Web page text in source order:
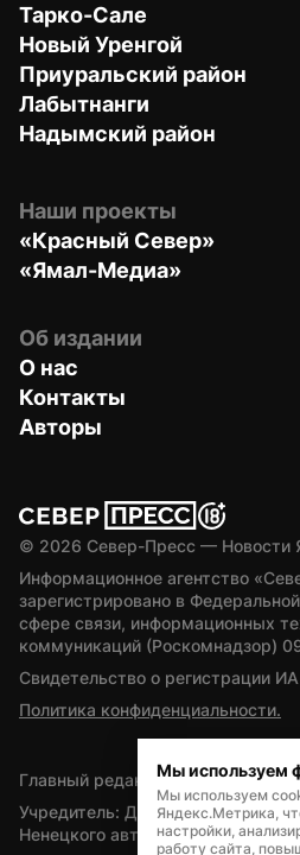
Тарко-Сале
Новый Уренгой
Приуральский район
Лабытнанги
Надымский район
Наши проекты
«Красный Север»
«Ямал-Медиа»
Об издании
О нас
Контакты
Авторы
© 2026 Север-Пресс — Новости
Информационное агентство
зарегистрировано в
сфере связи, информационных
коммуникаций (Роскомнадзор)
Свидетельство о регистрации
Политика конфиденциальности.
Главный редактор — А.Л.
Учредитель: Департамент
Ненецкого автономного округа
Мы используем
Мы используем
Яндекс.Метрика,
настройки,
работу сайта,